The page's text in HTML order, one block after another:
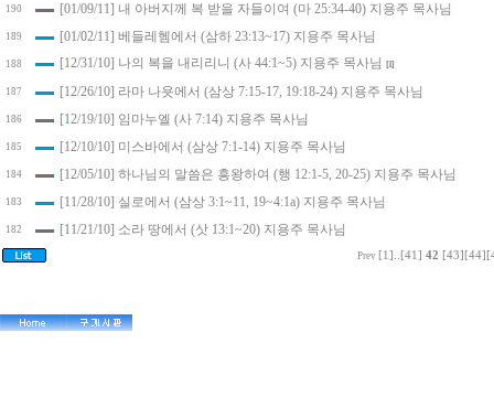
190 [01/09/11] 내 아버지께 복 받을 자들이여 (마 25:34-40) 지용주 목사님
189 [01/02/11] 베들레헴에서 (삼하 23:13~17) 지용주 목사님
188 [12/31/10] 나의 복을 내리리니 (사 44:1~5) 지용주 목사님 [1]
187 [12/26/10] 라마 나욧에서 (삼상 7:15-17, 19:18-24) 지용주 목사님
186 [12/19/10] 임마누엘 (사 7:14) 지용주 목사님
185 [12/10/10] 미스바에서 (삼상 7:1-14) 지용주 목사님
184 [12/05/10] 하나님의 말씀은 흥왕하여 (행 12:1-5, 20-25) 지용주 목사님
183 [11/28/10] 실로에서 (삼상 3:1~11, 19~4:1a) 지용주 목사님
182 [11/21/10] 소라 땅에서 (삿 13:1~20) 지용주 목사님
Prev [1] [41] 42 [43] [44]